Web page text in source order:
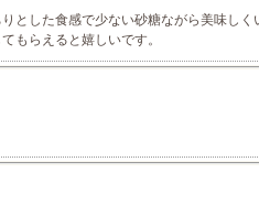
とした食感で少ない砂糖ながら美味し
もらえると嬉しいです。